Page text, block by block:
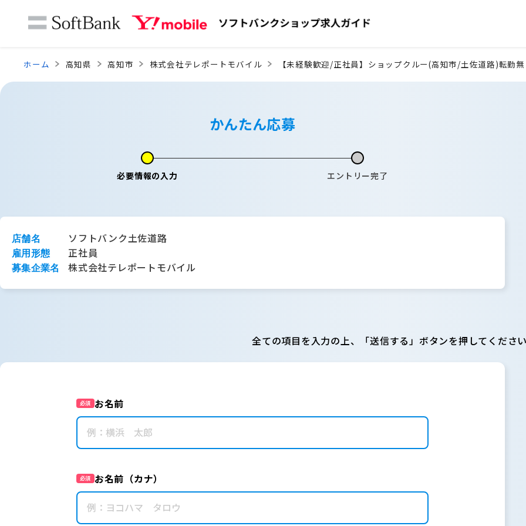
ホーム 高知県 高知市 株式会社テレポートモバイル 【未経験歓迎/正社員】ショップクルー(高知市/土佐道路)転勤
かんたん応募
必要情報の入力 エントリー完了
店舗名 ソフトバンク土佐道路
雇用形態 正社員
募集企業名 株式会社テレポートモバイル
全ての項目を入力の上、「送信する」ボタンを押してくださ
必須 お名前
必須 お名前（カナ）